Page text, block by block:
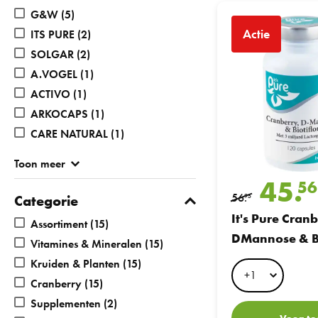
G&W (5)
ITS PURE (2)
SOLGAR (2)
A.VOGEL (1)
ACTIVO (1)
ARKOCAPS (1)
CARE NATURAL (1)
Toon meer
Categorie
Assortiment(15)
Vitamines & Mineralen (15)
Kruiden & Planten (15)
Cranberry (15)
Supplementen (2)
Actie
56.
95 45.56
It's Pure
DMannose &
120caps